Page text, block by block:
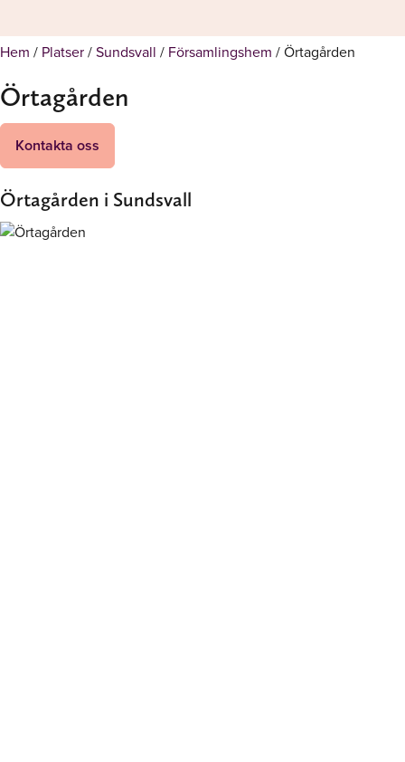
Hem / Platser/Sundsvall / Församlingshem /Örtagården
Örtagården
Kontakta oss
Örtagården i Sundsvall